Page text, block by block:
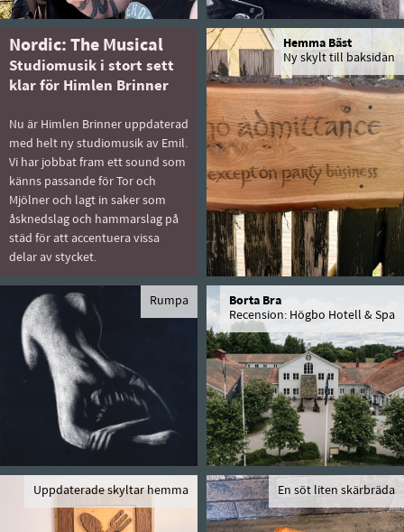
Nordic: The Musical
Studiomusik i stort sett
klar för Himlen Brinner
Nu är Himlen Brinner uppdaterad
med helt ny studiomusik av Emil.
Vi har jobbat fram ett sound som
känns passande för Tor och
Mjölner och lagt in saker som
åsknedslag och hammarslag på
städ för att accentuera vissa
delar av stycket.
Hemma Bäst
Ny skylt till baksidan
Rumpa
Borta Bra
Recension: Högbo Hotell & Spa
Uppdaterade skyltar hemma En söt liten skärbräda